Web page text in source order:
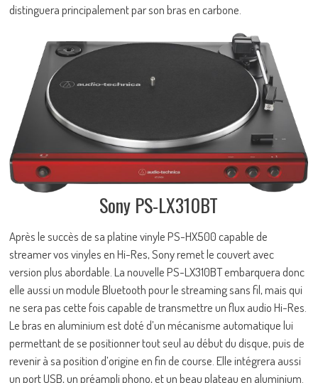
distinguera principalement par son bras en carbone.
Sony PS-LX310BT
Après le succès de sa platine vinyle PS-HX500 capable de
streamer vos vinyles en Hi-Res, Sony remet le couvert avec
version plus abordable. La nouvelle PS-LX310BT embarquera donc
elle aussi un module Bluetooth pour le streaming sans fil, mais qui
ne sera pas cette fois capable de transmettre un flux audio Hi-Res.
Le bras en aluminium est doté d’un mécanisme automatique lui
permettant de se positionner tout seul au début du disque, puis de
revenir à sa position d’origine en fin de course. Elle intégrera aussi
un port USB, un préampli phono, et un beau plateau en aluminium.